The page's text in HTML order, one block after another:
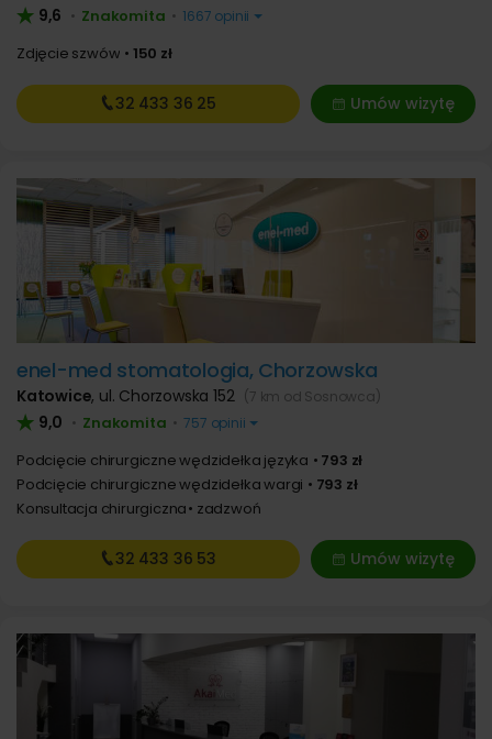
9,6 • Znakomita • 1667 opinii
Zdjęcie szwów 150 zł
Umów wizytę
32 433 36 25
enel-med stomatologia, Chorzowska
Katowice, ul. Chorzowska 152 (7 km od Sosnowca)
9,0 • Znakomita • 757 opinii
Podcięcie chirurgiczne wędzidełka języka
793 zł
Podcięcie chirurgiczne wędzidełka wargi
793 zł
Konsultacja chirurgiczna zadzwoń
Umów wizytę
32 433 36 53